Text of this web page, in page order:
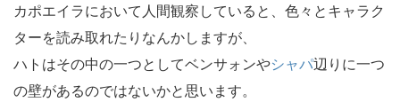
カポエイラにおいて人間観察していると、色々とキャラク
ターを読み取れたりなんかしますが、
ハトはその中の一つとしてベンサォンやシャパ辺りに一つ
の壁があるのではないかと思います。